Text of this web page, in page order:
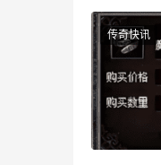
传奇快讯